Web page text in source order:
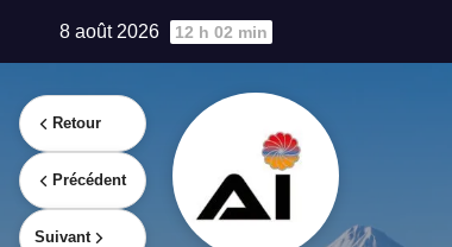
8 août 2026 12 h 02 min
Retour
Précédent
Suivant